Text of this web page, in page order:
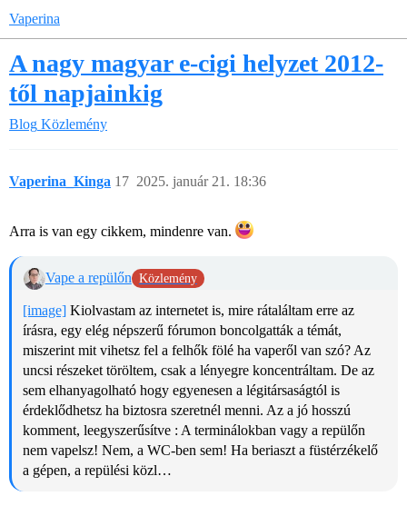
Vaperina
A nagy magyar e-cigi helyzet 2012-
től napjainkig
Blog Közlemény
Vaperina_Kinga 2025. január 21. 18:36
17
Arra is van egy cikkem, mindenre van.
Vape a repülőn Közlemény
[image] Kiolvastam az internetet is, mire rátaláltam erre az
írásra, egy elég népszerű fórumon boncolgatták a témát,
miszerint mit vihetsz fel a felhők fölé ha vaperől van szó? Az
uncsi részeket töröltem, csak a lényegre koncentráltam. De az
sem elhanyagolható hogy egyenesen a légitársaságtól is
érdeklődhetsz ha biztosra szeretnél menni. Az a jó hosszú
komment, leegyszerűsítve : A terminálokban vagy a repülőn
nem vapelsz! Nem, a WC-ben sem! Ha beriaszt a füstérzékelő
a gépen, a repülési közl…